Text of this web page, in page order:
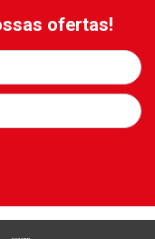
ofertas!